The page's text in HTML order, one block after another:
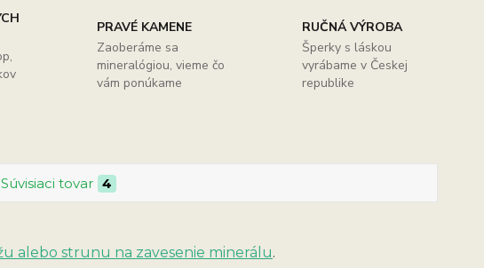
PRAVÉ KAMENE
Zaoberáme sa
mineralógiou, vieme čo
vám ponúkame
RUČNÁ VÝROBA
Šperky s láskou
vyrábame v Českej
republike
Súvisiaci tovar 4
alebo strunu na zavesenie minerálu.